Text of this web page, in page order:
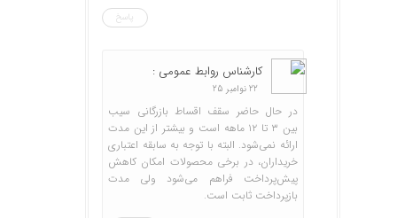
پاسخ
کارشناس روابط عمومی :
22 نوامبر 25
در حال حاضر سقف اقساط بازرگانی سیب
بین ۳ تا ۱۲ ماهه است و بیشتر از این مدت
ارائه نمی‌شود. البته با توجه به سابقه اعتباری
خریداران، در برخی محصولات امکان کاهش
پیش‌پرداخت فراهم می‌شود ولی مدت
بازپرداخت ثابت است.